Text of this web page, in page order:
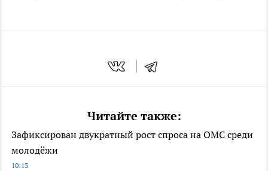
Читайте также:
Зафиксирован двукратный рост спроса на ОМС среди
молодёжи
10:13